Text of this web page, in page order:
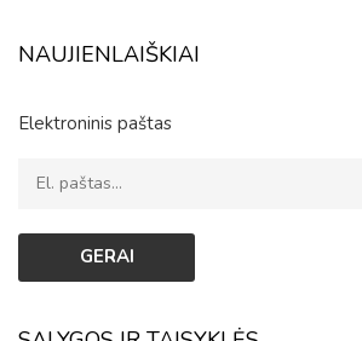
NAUJIENLAIŠKIAI
Elektroninis paštas